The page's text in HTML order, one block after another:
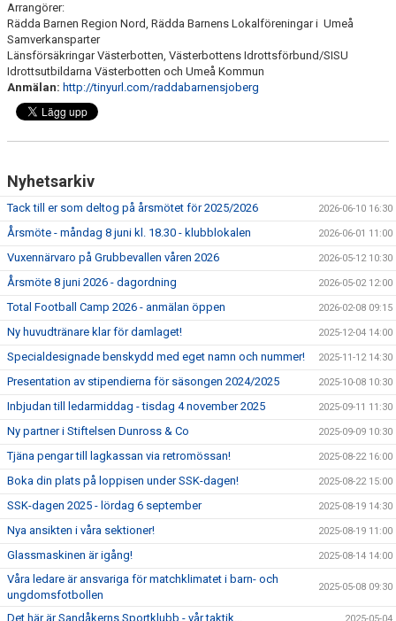
Arrangörer:
Rädda Barnen Region Nord, Rädda Barnens Lokalföreningar i Umeå
Samverkansparter
Länsförsäkringar Västerbotten, Västerbottens Idrottsförbund/SISU
Idrottsutbildarna Västerbotten och Umeå Kommun
Anmälan: http://tinyurl.com/raddabarnensjoberg
Nyhetsarkiv
Tack till er som deltog på årsmötet för 2025/2026 2026-06-10 16:30
Årsmöte - måndag 8 juni kl. 18.30 - klubblokalen 2026-06-01 11:00
Vuxennärvaro på Grubbevallen våren 2026 2026-05-12 10:30
Årsmöte 8 juni 2026 - dagordning 2026-05-02 12:00
Total Football Camp 2026 - anmälan öppen 2026-02-08 09:15
Ny huvudtränare klar för damlaget! 2025-12-04 14:00
Specialdesignade benskydd med eget namn och nummer! 2025-11-12 14:30
Presentation av stipendierna för säsongen 2024/2025 2025-10-08 10:30
Inbjudan till ledarmiddag - tisdag 4 november 2025 2025-09-11 11:30
Ny partner i Stiftelsen Dunross & Co 2025-09-09 10:30
Tjäna pengar till lagkassan via retromössan! 2025-08-22 16:00
Boka din plats på loppisen under SSK-dagen! 2025-08-22 15:00
SSK-dagen 2025 - lördag 6 september 2025-08-19 14:30
Nya ansikten i våra sektioner! 2025-08-19 11:00
Glassmaskinen är igång! 2025-08-14 14:00
Våra ledare är ansvariga för matchklimatet i barn- och
ungdomsfotbollen
2025-05-08 09:30
Det här är Sandåkerns Sportklubb - vår taktik...